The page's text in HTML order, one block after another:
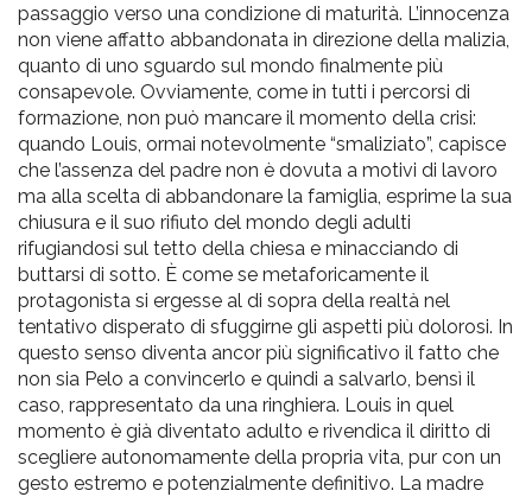
passaggio verso una condizione di maturità. L’innocenza
non viene affatto abbandonata in direzione della malizia,
quanto di uno sguardo sul mondo finalmente più
consapevole. Ovviamente, come in tutti i percorsi di
formazione, non può mancare il momento della crisi:
quando Louis, ormai notevolmente “smaliziato”, capisce
che l’assenza del padre non è dovuta a motivi di lavoro
ma alla scelta di abbandonare la famiglia, esprime la sua
chiusura e il suo rifiuto del mondo degli adulti
rifugiandosi sul tetto della chiesa e minacciando di
buttarsi di sotto. È come se metaforicamente il
protagonista si ergesse al di sopra della realtà nel
tentativo disperato di sfuggirne gli aspetti più dolorosi. In
questo senso diventa ancor più significativo il fatto che
non sia Pelo a convincerlo e quindi a salvarlo, bensì il
caso, rappresentato da una ringhiera. Louis in quel
momento è già diventato adulto e rivendica il diritto di
scegliere autonomamente della propria vita, pur con un
gesto estremo e potenzialmente definitivo. La madre